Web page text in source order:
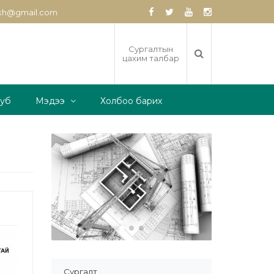
Сургалтын
цахим талбар
Мэдээ Холбоо барих
Сургалт